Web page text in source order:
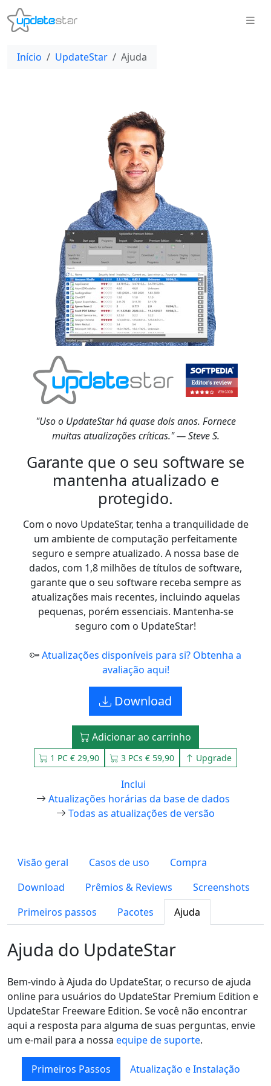
Início UpdateStar Ajuda
"Uso o UpdateStar há quase dois anos. Fornece
muitas atualizações críticas." — Steve S.
Garante que o seu software se
mantenha atualizado e
protegido.
Com o novo UpdateStar, tenha a tranquilidade de
um ambiente de computação perfeitamente
seguro e sempre atualizado. A nossa base de
dados, com 1,8 milhões de títulos de software,
garante que o seu software receba sempre as
atualizações mais recentes, incluindo aquelas
pequenas, porém essenciais. Mantenha-se
seguro com o UpdateStar!
Atualizações disponíveis para si? Obtenha a
avaliação aqui!
Download
Adicionar ao carrinho
1 PC € 29,90 3 PCs € 59,90 Upgrade
Inclui
Atualizações horárias da base de dados
Todas as atualizações de versão
Visão geral Casos de uso
Compra
Download
Prêmios & Reviews
Screenshots
Primeiros passos
Pacotes Ajuda
Ajuda do UpdateStar
Bem-vindo à Ajuda do UpdateStar, o recurso de ajuda
online para usuários do UpdateStar Premium Edition e
UpdateStar Freeware Edition. Se você não encontrar
aqui a resposta para alguma de suas perguntas, envie
um e-mail para a nossa equipe de suporte.
Primeiros Passos Atualização e Instalação